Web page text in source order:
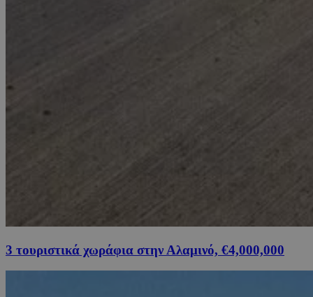
3 τουριστικά χωράφια στην Αλαμινό, €4,000,000